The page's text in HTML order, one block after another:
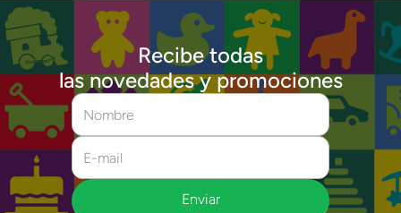
Recibe todas
las novedades y promociones
Enviar